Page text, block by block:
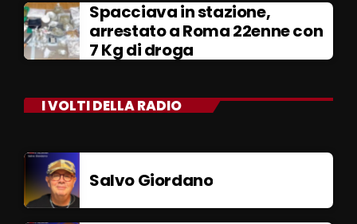
Spacciava in stazione,
arrestato a Roma 22enne con
7 Kg di droga
I VOLTI DELLA RADIO
Salvo Giordano